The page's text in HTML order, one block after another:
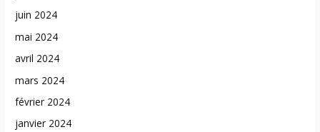
juin 2024
mai 2024
avril 2024
mars 2024
février 2024
janvier 2024